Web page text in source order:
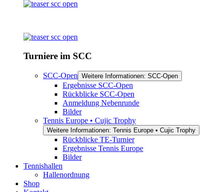
Turniere im SCC
SCC-Open Weitere Informationen: SCC-Open
Ergebnisse SCC-Open
Rückblicke SCC-Open
Anmeldung Nebenrunde
Bilder
Tennis Europe • Cujic Trophy
Weitere Informationen: Tennis Europe • Cujic Trophy
Rückblicke TE-Turnier
Ergebnisse Tennis Europe
Bilder
Tennishallen
Hallenordnung
Shop